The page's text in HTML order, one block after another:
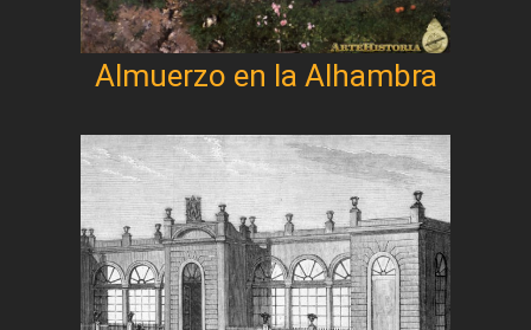
Almuerzo en la Alhambra